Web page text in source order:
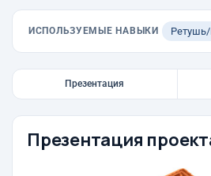
ИСПОЛЬЗУЕМЫЕ НАВЫКИ
Презентация
Презентация